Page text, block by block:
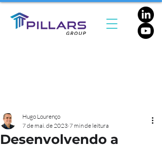
Desenvolvendo a
Hugo Lourenço
7 de mai. de 2023 7 min de leitura